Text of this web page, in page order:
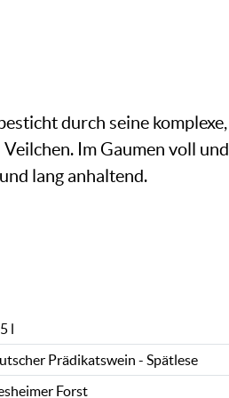
durch seine komplexe,
Im Gaumen voll und
lang anhaltend.
l
Prädikatswein - Spätlese
Forst